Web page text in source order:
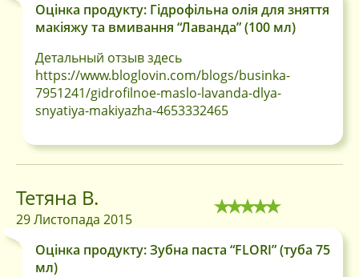
Оцінка продукту: Гідрофільна олія для зняття
макіяжу та вмивання “Лаванда” (100 мл)
Детальный отзыв здесь
https://www.bloglovin.com/blogs/businka-
7951241/gidrofilnoe-maslo-lavanda-dlya-
snyatiya-makiyazha-4653332465
Тетяна В.
29 Листопада 2015
Оцінка продукту: Зубна паста “FLORI” (туба 75
мл)